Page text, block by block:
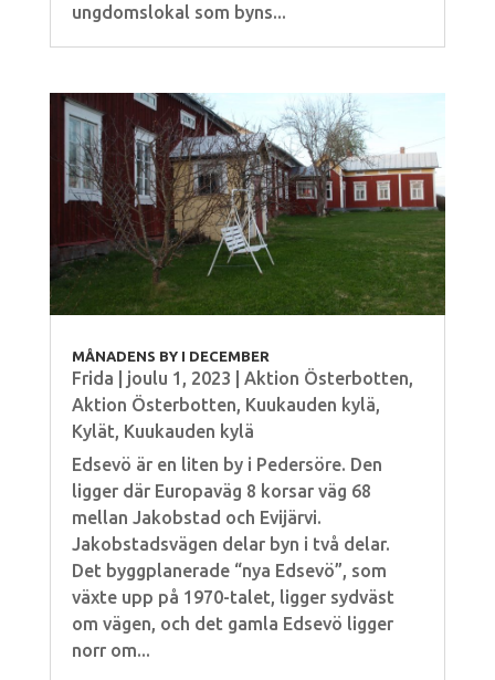
ungdomslokal som byns...
MÅNADENS BY I DECEMBER
Frida joulu 1, 2023 Aktion Österbotten,
Aktion Österbotten, Kuukauden kylä,
Kylät, Kuukauden kylä
Edsevö är en liten by i Pedersöre. Den
ligger där Europaväg 8 korsar väg 68
mellan Jakobstad och Evijärvi.
Jakobstadsvägen delar byn i två delar.
Det byggplanerade “nya Edsevö”, som
växte upp på 1970-talet, ligger sydväst
om vägen, och det gamla Edsevö ligger
norr om...